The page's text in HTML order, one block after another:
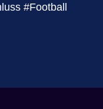
#Football